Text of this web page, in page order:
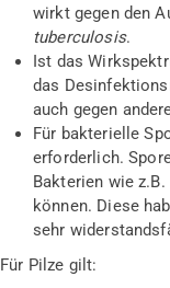
wirkt gegen den
tuberculosis.
Ist das
das
auch gegen
Für bakterielle
erforderlich.
Bakterien wie z.B.
können. Diese
sehr
Für Pilze gilt: